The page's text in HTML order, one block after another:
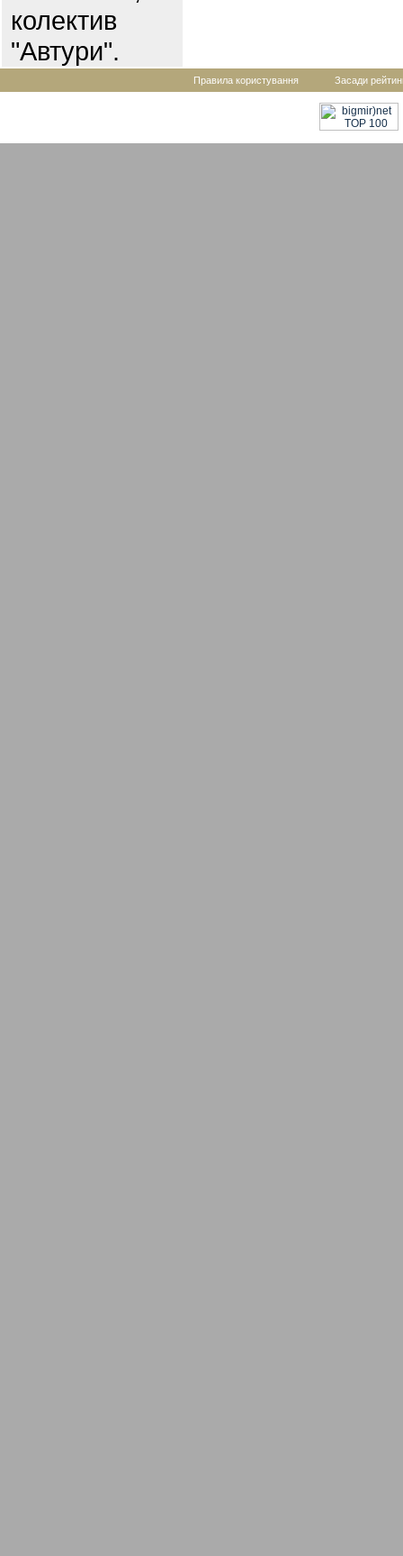
колектив
"Автури".
Правила користування Засади